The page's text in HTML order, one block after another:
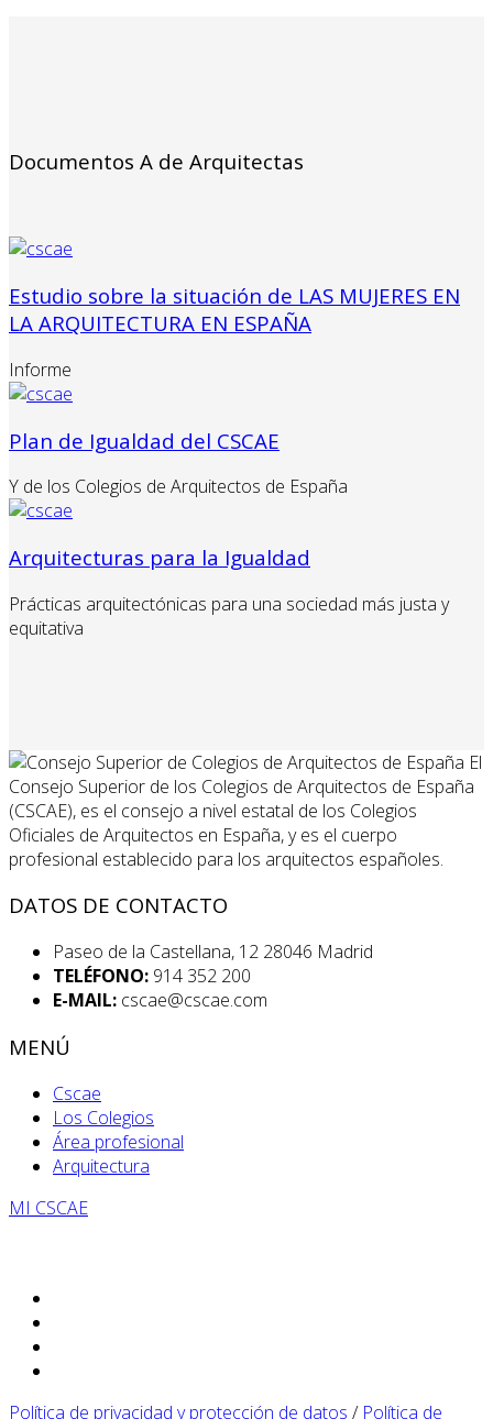
Documentos A de Arquitectas
Estudio sobre la situación de LAS MUJERES EN
LA ARQUITECTURA EN ESPAÑA
Informe
Plan de Igualdad del CSCAE
Y de los Colegios de Arquitectos de España
Arquitecturas para la Igualdad
Prácticas arquitectónicas para una sociedad más justa y
equitativa
El
Consejo Superior de los Colegios de Arquitectos de España
(CSCAE), es el consejo a nivel estatal de los Colegios
Oficiales de Arquitectos en España, y es el cuerpo
profesional establecido para los arquitectos españoles.
DATOS DE CONTACTO
Paseo de la Castellana, 12 28046 Madrid
TELÉFONO: 914 352 200
E-MAIL: cscae@cscae.com
MENÚ
Cscae
Los Colegios
Área profesional
Arquitectura
MI CSCAE
Política de privacidad y protección de datos / Política de